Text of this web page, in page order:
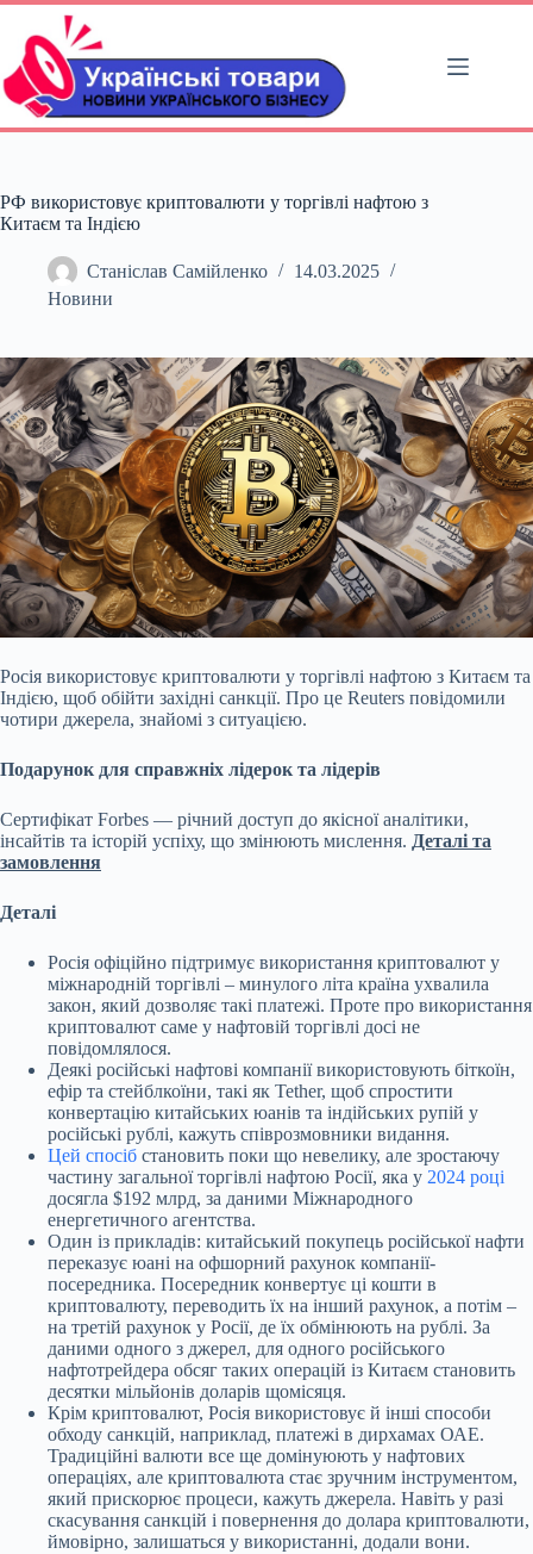
Перейти
вмісту
РФ використовує криптовалюти у торгівлі нафтою з
Китаєм та Індією
Станіслав Самійленко
14.03.2025
Новини
Росія використовує криптовалюти у торгівлі нафтою з Китаєм та
Індією, щоб обійти західні санкції. Про це Reuters повідомили
чотири джерела, знайомі з ситуацією.
Подарунок для справжніх лідерок та лідерів
Сертифікат Forbes — річний доступ до якісної аналітики,
інсайтів та історій успіху, що змінюють мислення. Деталі та
замовлення
Деталі
Росія офіційно підтримує використання криптовалют у
міжнародній торгівлі – минулого літа країна ухвалила
закон, який дозволяє такі платежі. Проте про використання
криптовалют саме у нафтовій торгівлі досі не
повідомлялося.
Деякі російські нафтові компанії використовують біткоїн,
ефір та стейблкоїни, такі як Tether, щоб спростити
конвертацію китайських юанів та індійських рупій у
російські рублі, кажуть співрозмовники видання.
Цей спосіб становить поки що невелику, але зростаючу
частину загальної торгівлі нафтою Росії, яка у 2024 році
досягла $192 млрд, за даними Міжнародного
енергетичного агентства.
Один із прикладів: китайський покупець російської нафти
переказує юані на офшорний рахунок компанії-
посередника. Посередник конвертує ці кошти в
криптовалюту, переводить їх на інший рахунок, а потім –
на третій рахунок у Росії, де їх обмінюють на рублі. За
даними одного з джерел, для одного російського
нафтотрейдера обсяг таких операцій із Китаєм становить
десятки мільйонів доларів щомісяця.
Крім криптовалют, Росія використовує й інші способи
обходу санкцій, наприклад, платежі в дирхамах ОАЕ.
Традиційні валюти все ще домінуюють у нафтових
операціях, але криптовалюта стає зручним інструментом,
який прискорює процеси, кажуть джерела. Навіть у разі
скасування санкцій і повернення до долара криптовалюти,
ймовірно, залишаться у використанні, додали вони.